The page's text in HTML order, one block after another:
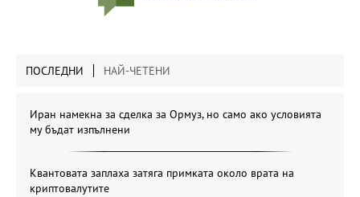
ПОСЛЕДНИ НАЙ-ЧЕТЕНИ
Иран намекна за сделка за Ормуз, но само ако условията
му бъдат изпълнени
Квантовата заплаха затяга примката около врата на
криптовалутите